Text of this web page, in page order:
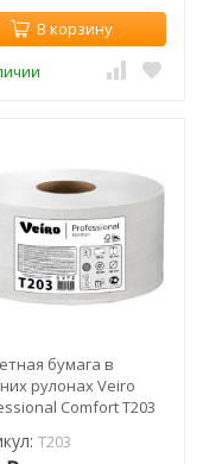
В корзину
бумага в
рулонах Veiro
Comfort T203
T203